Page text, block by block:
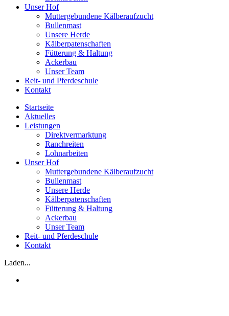
Unser Hof
Muttergebundene Kälberaufzucht
Bullenmast
Unsere Herde
Kälberpatenschaften
Fütterung & Haltung
Ackerbau
Unser Team
Reit- und Pferdeschule
Kontakt
Startseite
Aktuelles
Leistungen
Direktvermarktung
Ranchreiten
Lohnarbeiten
Unser Hof
Muttergebundene Kälberaufzucht
Bullenmast
Unsere Herde
Kälberpatenschaften
Fütterung & Haltung
Ackerbau
Unser Team
Reit- und Pferdeschule
Kontakt
Laden...